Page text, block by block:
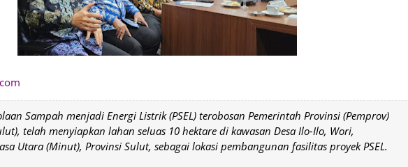
Sampah menjadi Energi Listrik (PSEL) terobosan Pemerintah Provinsi (Pemprov)
telah menyiapkan lahan seluas 10 hektare di kawasan Desa Ilo-Ilo, Wori,
Utara (Minut), Provinsi Sulut, sebagai lokasi pembangunan fasilitas proyek PSEL.